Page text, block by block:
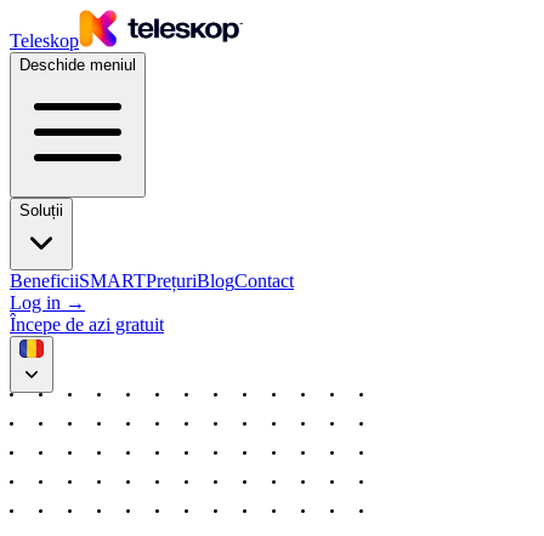
Teleskop
Deschide meniul
Soluții
BeneficiiSMARTPrețuriBlogContact
Log in →
Începe de azi gratuit